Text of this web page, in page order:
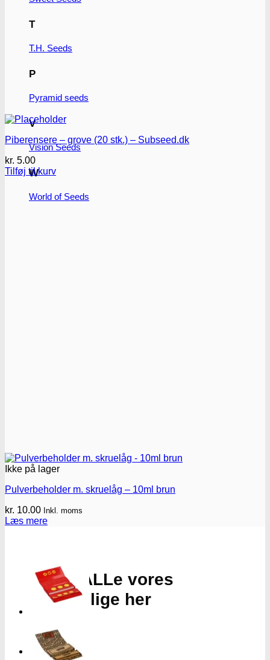
T
T.H. Seeds
P
Pyramid seeds
V
Vision Seeds
W
World of Seeds
Oplev ALLe vores
brands lige her
Gå til brands
Narkotests
Piberensere – grove (20 stk.) – Subseed.dk
kr. 5.00
Tilføj til kurv
Ikke på lager
Pulverbeholder m. skruelåg – 10ml brun
kr. 10.00 Inkl. moms
Læs mere